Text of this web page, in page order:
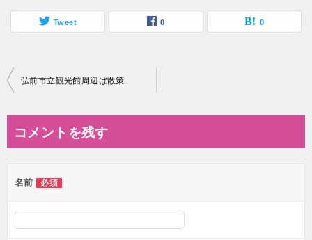
Tweet 0 0
投
ビ
ー
シ
弘前市立観光館周辺ば散策
コメントを残す
名前 必須